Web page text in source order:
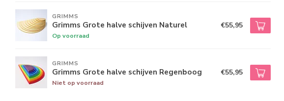
GRIMMS
Grimms Grote halve schijven Naturel
Op voorraad
€55,95
GRIMMS
Grimms Grote halve schijven Regenboog
Niet op voorraad
€55,95